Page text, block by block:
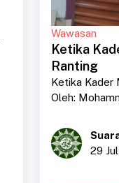
Wawasan
Ketika
Ranting
Ketika Kader
Oleh:
29